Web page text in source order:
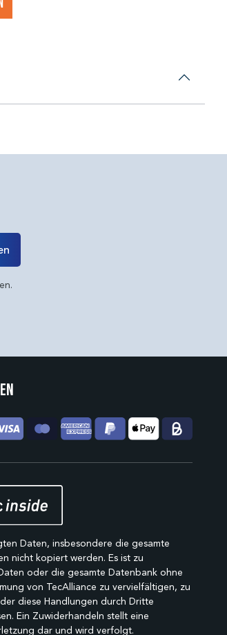
Daten, insbesondere die gesamte
nicht kopiert werden. Es ist zu
oder die gesamte Datenbank ohne
von TecAlliance zu vervielfältigen, zu
diese Handlungen durch Dritte
Ein Zuwiderhandeln stellt eine
dar und wird verfolgt.